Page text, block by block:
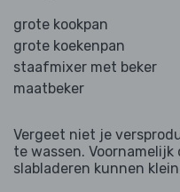
grote kookpan
grote koekenpan
staafmixer met beker
maatbeker
Vergeet niet je
te wassen.
slabladeren kunnen